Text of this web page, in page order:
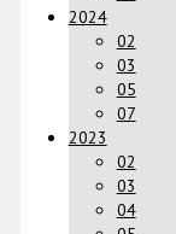
2024
02
03
05
07
2023
02
03
04